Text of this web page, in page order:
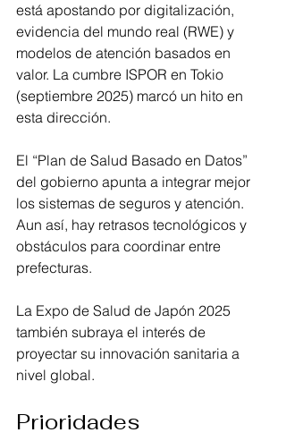
está apostando por digitalización,
evidencia del mundo real (RWE) y
modelos de atención basados en
valor. La cumbre ISPOR en Tokio
(septiembre 2025) marcó un hito en
esta dirección.
El “Plan de Salud Basado en Datos”
del gobierno apunta a integrar mejor
los sistemas de seguros y atención.
Aun así, hay retrasos tecnológicos y
obstáculos para coordinar entre
prefecturas.
La Expo de Salud de Japón 2025
también subraya el interés de
proyectar su innovación sanitaria a
nivel global.
Prioridades